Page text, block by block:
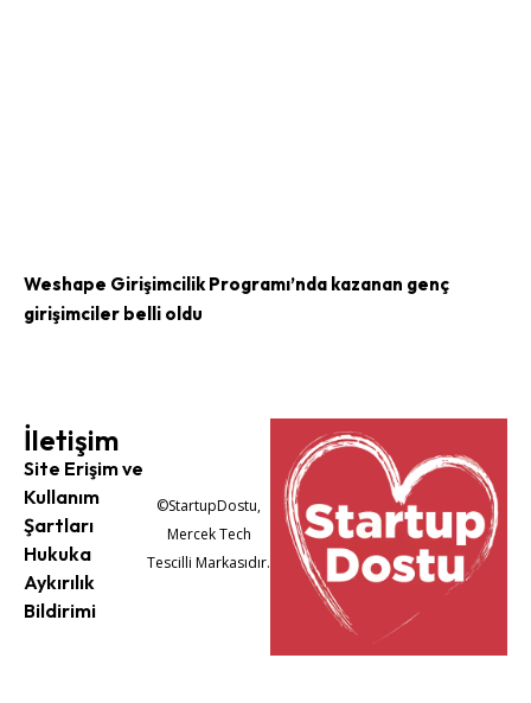
Weshape Girişimcilik Programı’nda kazanan genç
girişimciler belli oldu
İletişim
Site Erişim ve
Kullanım
Şartları
Hukuka
Aykırılık
Bildirimi
©StartupDostu,
Mercek Tech
Tescilli Markasıdır.